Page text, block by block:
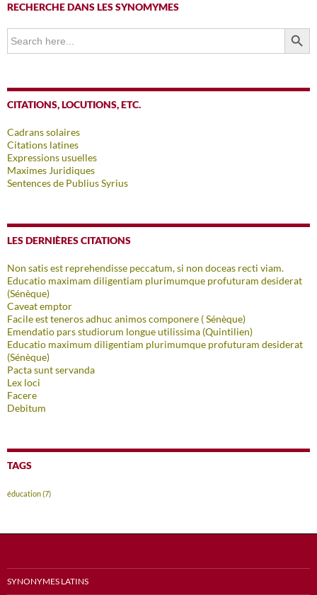
RECHERCHE DANS LES SYNOMYMES
Search
for:
SEARCH
CITATIONS, LOCUTIONS, ETC.
Cadrans solaires
Citations latines
Expressions usuelles
Maximes Juridiques
Sentences de Publius Syrius
LES DERNIÈRES CITATIONS
Non satis est reprehendisse peccatum, si non doceas recti viam.
Educatio maximam diligentiam plurimumque profuturam desiderat
(Sénèque)
Caveat emptor
Facile est teneros adhuc animos componere ( Sénèque)
Emendatio pars studiorum longue utilissima (Quintilien)
Educatio maximum diligentiam plurimumque profuturam desiderat
(Sénèque)
Pacta sunt servanda
Lex loci
Facere
Debitum
TAGS
éducation(7)
SYNONYMES LATINS